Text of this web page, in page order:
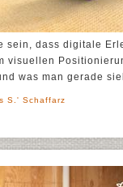
sein, dass digitale
visuellen
was man gerade
S.' Schaffarz